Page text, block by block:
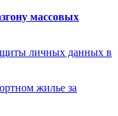
массовых
личных данных в
жилье за